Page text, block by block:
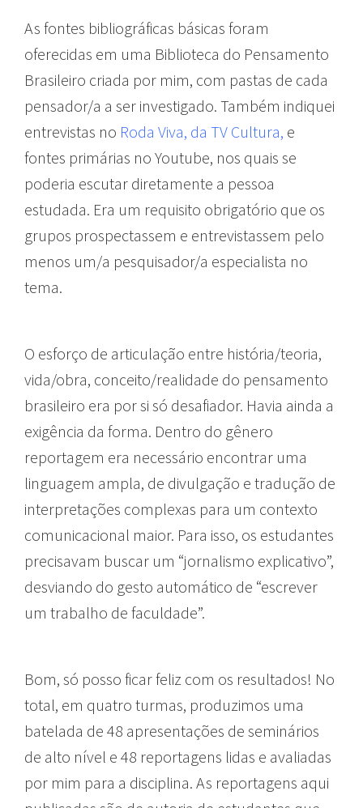
As fontes bibliográficas básicas foram
oferecidas em uma Biblioteca do Pensamento
Brasileiro criada por mim, com pastas de cada
pensador/a a ser investigado. Também indiquei
entrevistas no Roda Viva, da TV Cultura, e
fontes primárias no Youtube, nos quais se
poderia escutar diretamente a pessoa
estudada. Era um requisito obrigatório que os
grupos prospectassem e entrevistassem pelo
menos um/a pesquisador/a especialista no
tema.
O esforço de articulação entre história/teoria,
vida/obra, conceito/realidade do pensamento
brasileiro era por si só desafiador. Havia ainda a
exigência da forma. Dentro do gênero
reportagem era necessário encontrar uma
linguagem ampla, de divulgação e tradução de
interpretações complexas para um contexto
comunicacional maior. Para isso, os estudantes
precisavam buscar um “jornalismo explicativo”,
desviando do gesto automático de “escrever
um trabalho de faculdade”.
Bom, só posso ficar feliz com os resultados! No
total, em quatro turmas, produzimos uma
batelada de 48 apresentações de seminários
de alto nível e 48 reportagens lidas e avaliadas
por mim para a disciplina. As reportagens aqui